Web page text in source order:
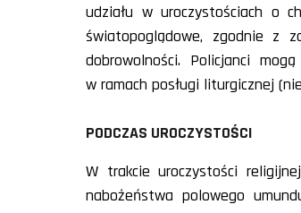
udziału w uroczystościach o
światopoglądowe, zgodnie z
dobrowolności. Policjanci
w ramach posługi liturgicznej
PODCZAS UROCZYSTOŚCI
W trakcie uroczystości
nabożeństwa polowego